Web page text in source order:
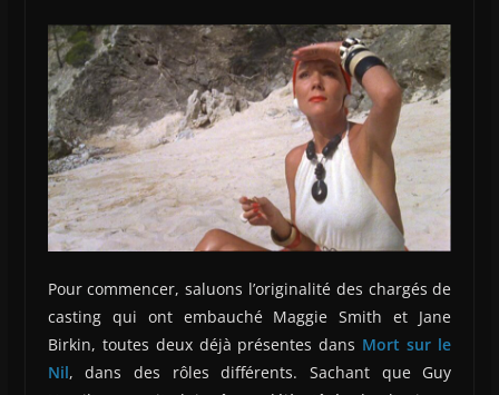
Pour commencer, saluons l’originalité des chargés de
casting qui ont embauché Maggie Smith et Jane
Birkin, toutes deux déjà présentes dans Mort sur le
Nil, dans des rôles différents. Sachant que Guy